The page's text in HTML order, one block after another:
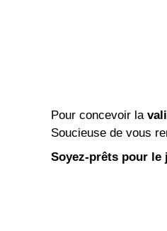
Pour concevoir la
Soucieuse de vous
Soyez-prêts pour